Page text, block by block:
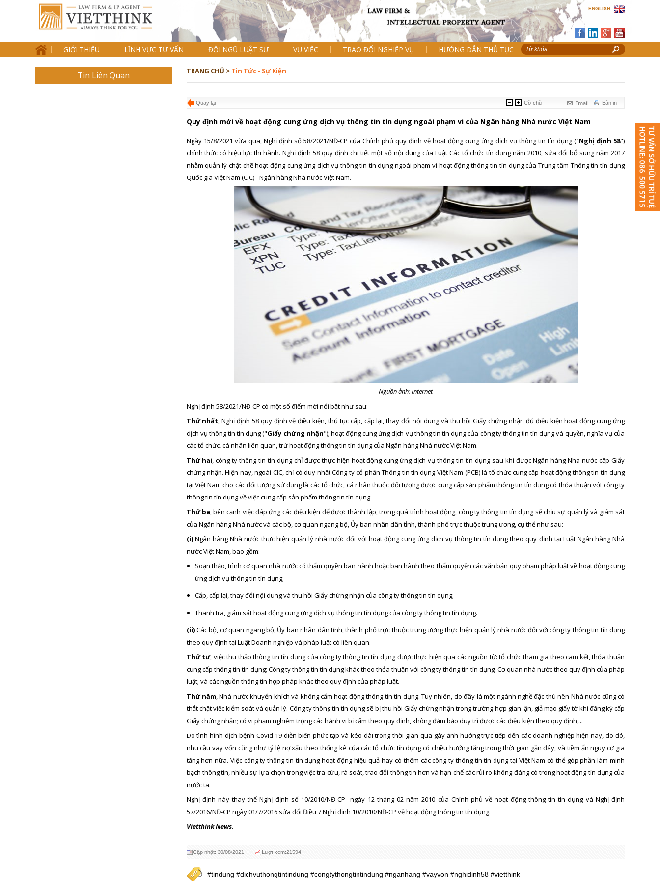
ENGLISH
GIỚI THIỆU LĨNH VỰC TƯ VẤN ĐỘI NGŨ LUẬT SƯ VỤ VIỆC TRAO ĐỔI NGHIỆP VỤ HƯỚNG DẪN THỦ TỤC
Tin Liên Quan TRANG CHỦ > Tin Tức - Sự Kiện
Quay lại Bản in
Email
Cỡ chữ
Quy định mới về hoạt động cung ứng dịch vụ thông tin tín dụng ngoài phạm vi của Ngân hàng Nhà nước Việt Nam
Ngày 15/8/2021 vừa qua, Nghị định số 58/2021/NĐ-CP của Chính phủ quy định về hoạt động cung ứng dịch vụ thông tin tín dụng ("Nghị định 58")
chính thức có hiệu lực thi hành. Nghị định 58 quy định chi tiết một số nội dung của Luật Các tổ chức tín dụng năm 2010, sửa đổi bổ sung năm 2017
nhằm quản lý chặt chẽ hoạt động cung ứng dịch vụ thông tin tín dụng ngoài phạm vi hoạt động thông tin tín dụng của Trung tâm Thông tin tín dụng
Quốc gia Việt Nam (CIC) - Ngân hàng Nhà nước Việt Nam.
Nguồn ảnh: Internet
Nghị định 58/2021/NĐ-CP có một số điểm mới nổi bật như sau:
Thứ nhất, Nghị định 58 quy định về điều kiện, thủ tục cấp, cấp lại, thay đổi nội dung và thu hồi Giấy chứng nhận đủ điều kiện hoạt động cung ứng
dịch vụ thông tin tín dụng ("Giấy chứng nhận"); hoạt động cung ứng dịch vụ thông tin tín dụng của công ty thông tin tín dụng và quyền, nghĩa vụ của
các tổ chức, cá nhân liên quan, trừ hoạt động thông tin tín dụng của Ngân hàng Nhà nước Việt Nam.
Thứ hai, công ty thông tin tín dụng chỉ được thực hiện hoạt động cung ứng dịch vụ thông tin tín dụng sau khi được Ngân hàng Nhà nước cấp Giấy
chứng nhận. Hiện nay, ngoài CIC, chỉ có duy nhất Công ty cổ phần Thông tin tín dụng Việt Nam (PCB) là tổ chức cung cấp hoạt động thông tin tín dụng
tại Việt Nam cho các đối tượng sử dụng là các tổ chức, cá nhân thuộc đối tượng được cung cấp sản phẩm thông tin tín dụng có thỏa thuận với công ty
thông tin tín dụng về việc cung cấp sản phẩm thông tin tín dụng.
Thứ ba, bên cạnh việc đáp ứng các điều kiện để được thành lập, trong quá trình hoạt động, công ty thông tin tín dụng sẽ chịu sự quản lý và giám sát
của Ngân hàng Nhà nước và các bộ, cơ quan ngang bộ, Ủy ban nhân dân tỉnh, thành phố trực thuộc trung ương, cụ thể như sau:
(i)Ngân hàng Nhà nước thực hiện quản lý nhà nước đối với hoạt động cung ứng dịch vụ thông tin tín dụng theo quy định tại Luật Ngân hàng Nhà
nước Việt Nam, bao gồm:
Soạn thảo, trình cơ quan nhà nước có thẩm quyền ban hành hoặc ban hành theo thẩm quyền các văn bản quy phạm pháp luật về hoạt động cung
ứng dịch vụ thông tin tín dụng;
Cấp, cấp lại, thay đổi nội dung và thu hồi Giấy chứng nhận của công ty thông tin tín dụng;
Thanh tra, giám sát hoạt động cung ứng dịch vụ thông tin tín dụng của công ty thông tin tín dụng.
(ii)Các bộ, cơ quan ngang bộ, Ủy ban nhân dân tỉnh, thành phố trực thuộc trung ương thực hiện quản lý nhà nước đối với công ty thông tin tín dụng
theo quy định tại Luật Doanh nghiệp và pháp luật có liên quan.
Thứ tư, việc thu thập thông tin tín dụng của công ty thông tin tín dụng được thực hiện qua các nguồn từ: tổ chức tham gia theo cam kết, thỏa thuận
cung cấp thông tin tín dụng; Công ty thông tin tín dụng khác theo thỏa thuận với công ty thông tin tín dụng; Cơ quan nhà nước theo quy định của pháp
luật; và các nguồn thông tin hợp pháp khác theo quy định của pháp luật.
Thứ năm, Nhà nước khuyến khích và không cấm hoạt động thông tin tín dụng. Tuy nhiên, do đây là một ngành nghề đặc thù nên Nhà nước cũng có
thắt chặt việc kiểm soát và quản lý. Công ty thông tin tín dụng sẽ bị thu hồi Giấy chứng nhận trong trường hợp gian lận, giả mạo giấy tờ khi đăng ký cấp
Giấy chứng nhận; có vi phạm nghiêm trọng các hành vi bị cấm theo quy định, không đảm bảo duy trì được các điều kiện theo quy định,...
Do tình hình dịch bệnh Covid-19 diễn biến phức tạp và kéo dài trong thời gian qua gây ảnh hưởng trực tiếp đến các doanh nghiệp hiện nay, do đó,
nhu cầu vay vốn cũng như tỷ lệ nợ xấu theo thống kê của các tổ chức tín dụng có chiều hướng tăng trong thời gian gần đây, và tiềm ẩn nguy cơ gia
tăng hơn nữa. Việc công ty thông tin tín dụng hoạt động hiệu quả hay có thêm các công ty thông tin tín dụng tại Việt Nam có thể góp phần làm minh
bạch thông tin, nhiều sự lựa chọn trong việc tra cứu, rà soát, trao đổi thông tin hơn và hạn chế các rủi ro không đáng có trong hoạt động tín dụng của
nước ta.
Nghị định này thay thế Nghị định số 10/2010/NĐ-CP ngày 12 tháng 02 năm 2010 của Chính phủ về hoạt động thông tin tín dụng và Nghị định
57/2016/NĐ-CP ngày 01/7/2016 sửa đổi Điều 7 Nghị định 10/2010/NĐ-CP về hoạt động thông tin tín dụng.
Vietthink News.
Cập nhật: 30/08/2021 Lượt xem:21594
#tindung #dichvuthongtintindung #congtythongtintindung #nganhang #vayvon #nghidinh58 #vietthink